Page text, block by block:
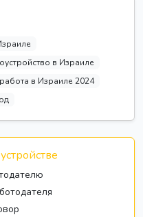
в Израиле
работа в Израиле 2024